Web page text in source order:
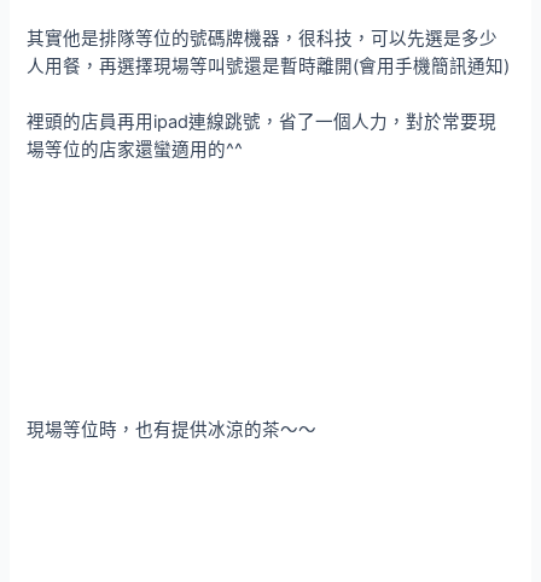
其實他是排隊等位的號碼牌機器，很科技，可以先選是多少
人用餐，再選擇現場等叫號還是暫時離開(會用手機簡訊通知)
裡頭的店員再用ipad連線跳號，省了一個人力，對於常要現
場等位的店家還蠻適用的^^
現場等位時，也有提供冰涼的茶～～